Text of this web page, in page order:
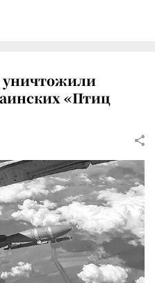
уничтожили
«Птиц